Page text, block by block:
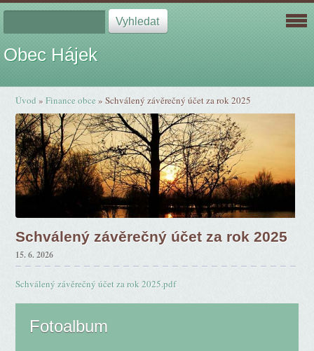
Obec Hájek
Úvod »Finance obce »Schválený závěrečný účet za rok 2025
Schválený závěrečný účet za rok 2025
15. 6. 2026
Schválený závěrečný účet za rok 2025.pdf
Fotoalbum